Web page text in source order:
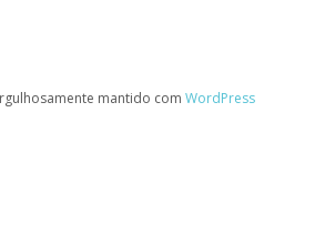
mantido com WordPress